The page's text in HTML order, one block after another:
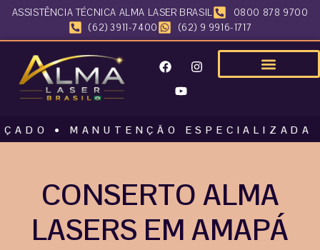
ASSISTÊNCIA TÉCNICA ALMA LASER BRASIL
0800 878 9700
(62) 3911-7400
(62) 9 9916-1717
• MANUTENÇÃO ESPECIALIZADA
CONSERTO ALMA
LASERS EM AMAPÁ